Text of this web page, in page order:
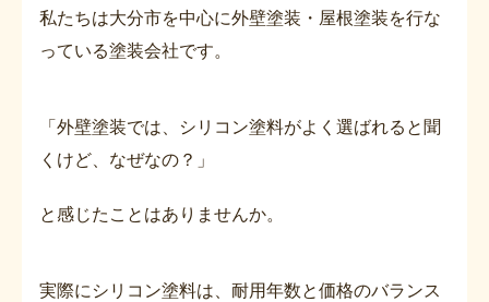
私たちは大分市を中心に外壁塗装・屋根塗装を行な
っている塗装会社です。
「外壁塗装では、シリコン塗料がよく選ばれると聞
くけど、なぜなの？」
と感じたことはありませんか。
実際にシリコン塗料は、耐用年数と価格のバランス